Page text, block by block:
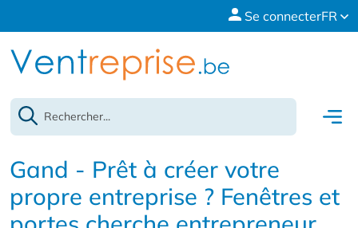
Se connecterFR
Gand - Prêt à créer votre
propre entreprise ? Fenêtres et